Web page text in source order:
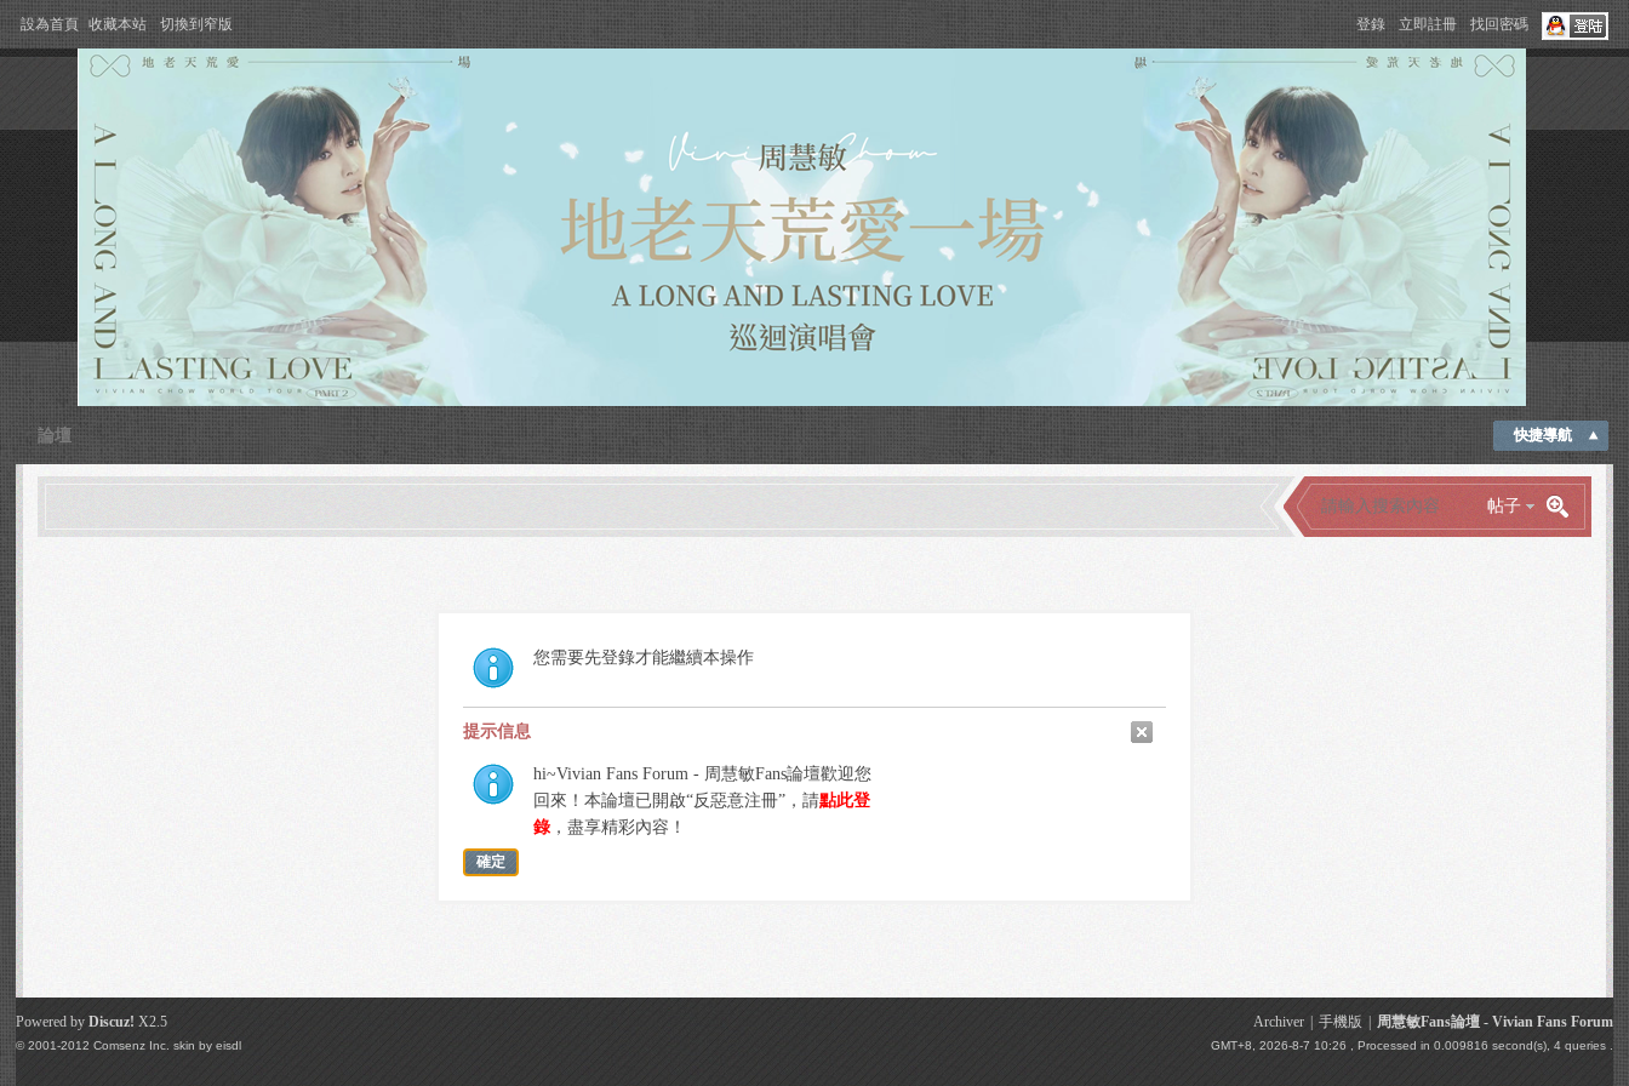
設為首頁 收藏本站 切換到窄版 登錄 立即註冊 找回密碼
快捷導航
論壇
帖子
您需要先登錄才能繼續本操作
提示信息
hi~Vivian Fans Forum - 周慧敏Fans論壇歡迎您
回來！本論壇已開啟“反惡意注冊”，請點此登
錄，盡享精彩內容！
確定
Archiver 手機版 周慧敏Fans論壇 - Vivian Fans Forum
GMT+8, 2026-8-7 10:26 , Processed in 0.009816 second(s), 4 queries .
Powered byDiscuz! X2.5
© 2001-2012Comsenz Inc. skin byeisdl